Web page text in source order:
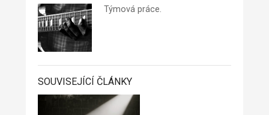
Týmová práce.
SOUVISEJÍCÍ ČLÁNKY